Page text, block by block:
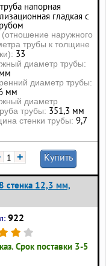
труба напорная
гладкая с
(отношение наружного
трубы к толщине
33
диаметр трубы:
диаметр трубы:
мм
диаметр
трубы: 351,3 мм
стенки трубы: 9,7
+ Купить
стенка 12,3 мм,
922
Срок поставки 3-5